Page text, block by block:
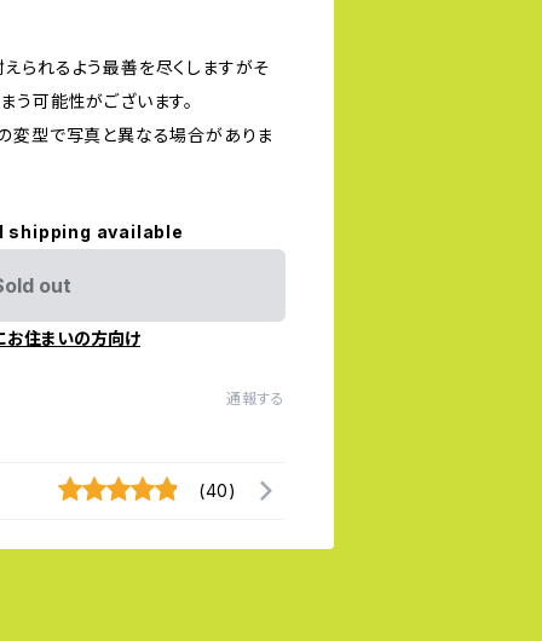
られるよう最善を尽くしますがそ
う可能性がございます。
変型で写真と異なる場合がありま
shipping available
out
お住まいの方向け
通報する
(40)